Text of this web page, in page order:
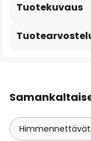
Tuotekuvaus